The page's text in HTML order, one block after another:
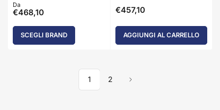
Prezzo
standard
Da
€468,10
SCEGLI BRAND
Prezzo
€457,10
AGGIUNGI AL CARRELLO
1 2